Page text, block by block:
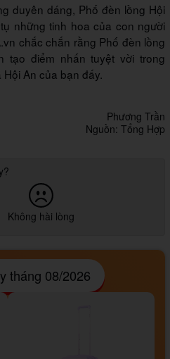
duyên dáng, Phố đèn lồng Hội
những tinh hoa của con người
chắc chắn rằng Phố đèn lồng
tạo điểm nhấn tuyệt vời trong
An của bạn đấy.
Phương Trần
Nguồn: Tổng Hợp
Không hài lòng
tháng 08/2026